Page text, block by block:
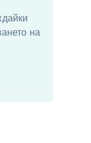
на